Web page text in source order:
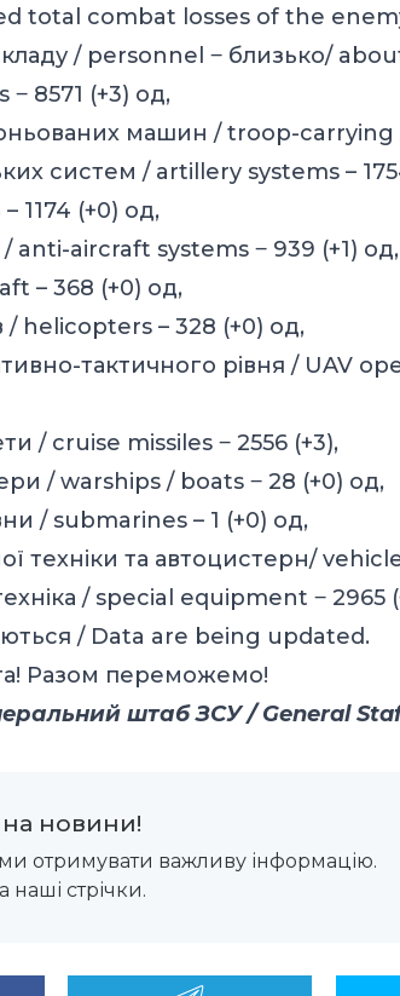
total combat losses of the
/ personnel ‒ близько/
‒ 8571 (+3) од,
машин / troop-carrying
систем / artillery systems –
1174 (+0) од,
anti-aircraft systems ‒ 939 (+1) од,
– 368 (+0) од,
/ helicopters – 328 (+0) од,
тактичного рівня / UAV
/ cruise missiles ‒ 2556 (+3),
/ warships / boats ‒ 28 (+0) од,
/ submarines – 1 (+0) од,
техніки та автоцистерн/
/ special equipment ‒ 2965
/ Data are being updated.
Разом переможемо!
штаб ЗСУ / General
на новини!
отримувати важливу інформацію.
наші стрічки.